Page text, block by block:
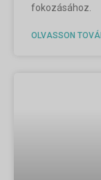
fokozásához.
OLVASSON